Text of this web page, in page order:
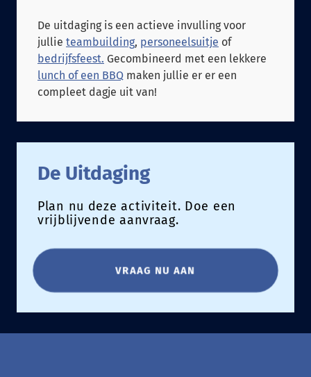
De uitdaging is een actieve invulling voor
jullie teambuilding, personeelsuitje of
bedrijfsfeest. Gecombineerd met een lekkere
lunch of een BBQ maken jullie er er een
compleet dagje uit van!
De Uitdaging
Plan nu deze activiteit. Doe een
vrijblijvende aanvraag.
VRAAG NU AAN